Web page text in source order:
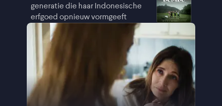
generatie die haar Indonesische
erfgoed opnieuw vormgeeft